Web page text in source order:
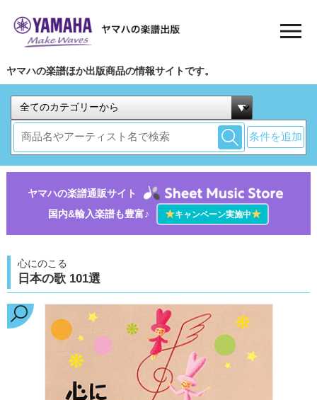
ヤマハの楽譜ほか出版商品の情報サイトです。
条件を追加
ヤマハの楽譜通販サイト
国内&輸入楽譜も豊富♪
★キャンペーン実施中★
心にのこる
日本の歌 101選